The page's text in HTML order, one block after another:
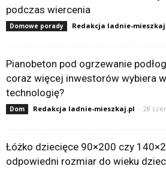
podczas wiercenia
Domowe porady Redakcja ladnie-
Pianobeton pod ogrzewanie
coraz więcej inwestorów wybiera
technologię?
Dom Redakcja ladnie-mieszkaj.pl - 28
Łóżko dziecięce 90×200 czy
odpowiedni rozmiar do wieku